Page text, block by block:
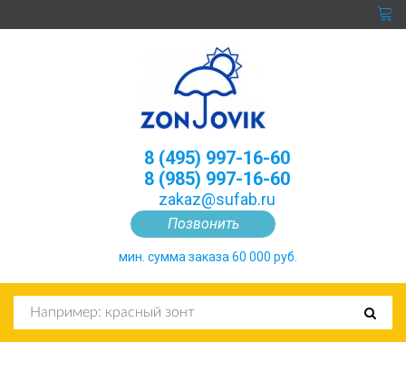
Позвонить
8 (495) 997-16-60
8 (985) 997-16-60
zakaz@sufab.ru
мин. сумма заказа 60 000 руб.